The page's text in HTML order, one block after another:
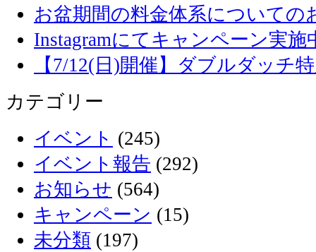
お盆期間の料金体系についての
Instagramにてキャンペーン実施
【7/12(日)開催】ダブルダッチ
カテゴリー
イベント (245)
イベント報告 (292)
お知らせ (564)
キャンペーン (15)
未分類 (197)